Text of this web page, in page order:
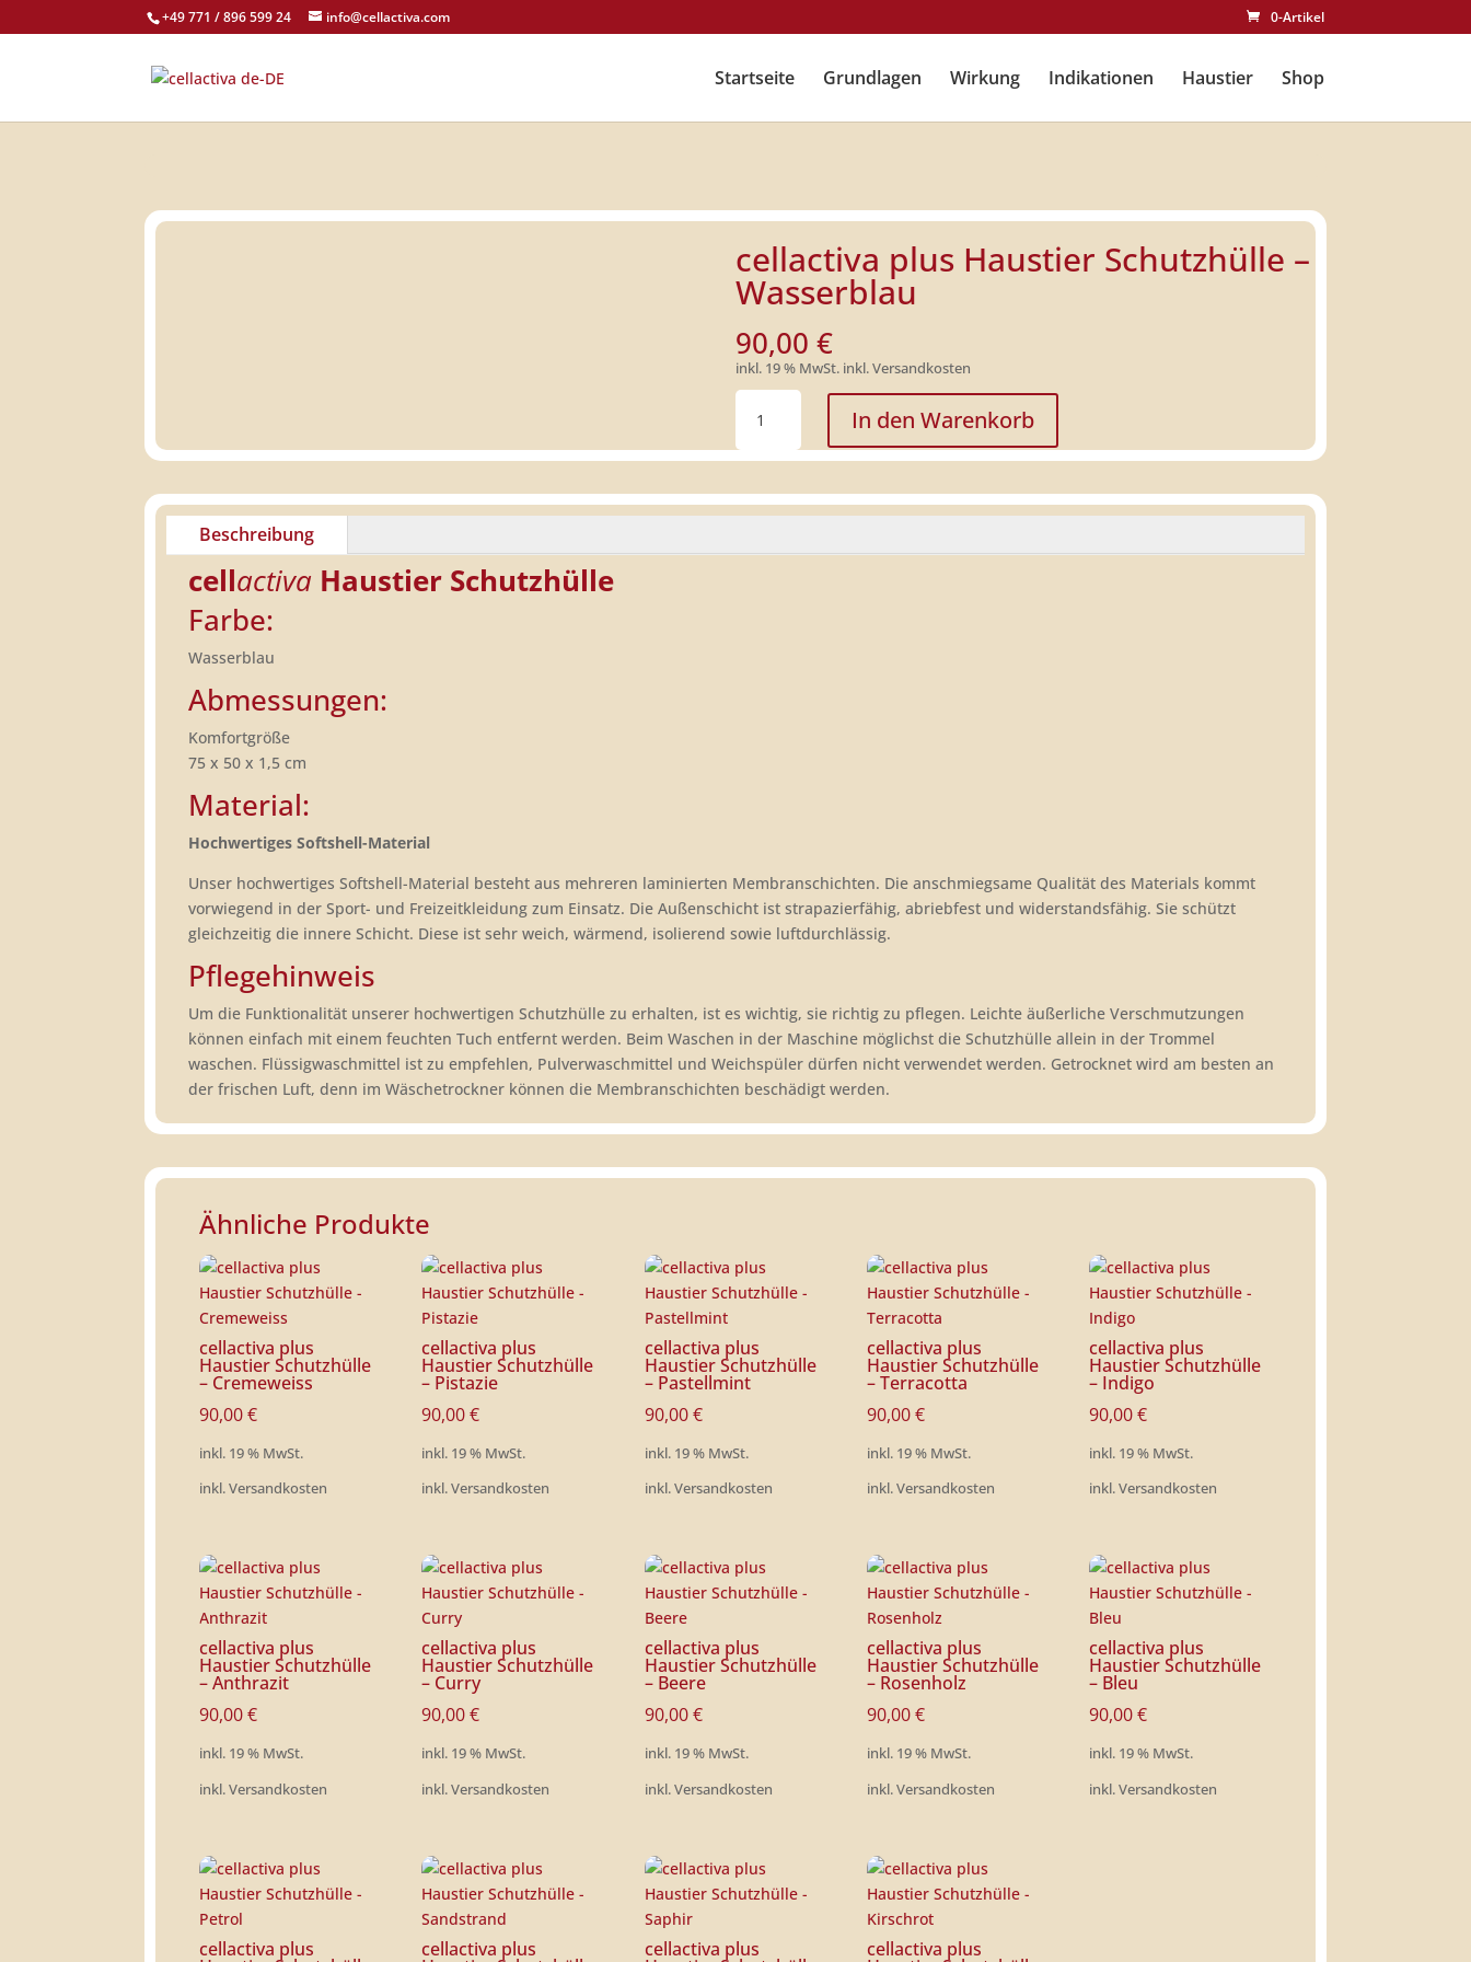
+49 771 / 896 599 24 info@cellactiva.com 0-Artikel
Startseite Grundlagen Wirkung Indikationen Haustier Shop
cellactiva plus Haustier Schutzhülle –
Wasserblau
90,00 €
inkl. 19 % MwSt. inkl. Versandkosten
cellactiva
plus
Haustier
-
Menge
In den Warenkorb
Beschreibung
cellactiva Haustier Schutzhülle
Farbe:
Wasserblau
Abmessungen:
Komfortgröße
75 x 50 x 1,5 cm
Material:
Hochwertiges Softshell-Material
Unser hochwertiges Softshell-Material besteht aus mehreren laminierten Membranschichten. Die anschmiegsame Qualität des Materials kommt
vorwiegend in der Sport- und Freizeitkleidung zum Einsatz. Die Außenschicht ist strapazierfähig, abriebfest und widerstandsfähig. Sie schützt
gleichzeitig die innere Schicht. Diese ist sehr weich, wärmend, isolierend sowie luftdurchlässig.
Pflegehinweis
Um die Funktionalität unserer hochwertigen Schutzhülle zu erhalten, ist es wichtig, sie richtig zu pflegen. Leichte äußerliche Verschmutzungen
können einfach mit einem feuchten Tuch entfernt werden. Beim Waschen in der Maschine möglichst die Schutzhülle allein in der Trommel
waschen. Flüssigwaschmittel ist zu empfehlen, Pulverwaschmittel und Weichspüler dürfen nicht verwendet werden. Getrocknet wird am besten an
der frischen Luft, denn im Wäschetrockner können die Membranschichten beschädigt werden.
Ähnliche Produkte
cellactiva plus
Haustier Schutzhülle
– Cremeweiss
90,00€
inkl. 19 % MwSt.
inkl. Versandkosten
cellactiva plus
Haustier Schutzhülle
– Pistazie
90,00€
inkl. 19 % MwSt.
inkl. Versandkosten
cellactiva plus
Haustier Schutzhülle
– Pastellmint
90,00€
inkl. 19 % MwSt.
inkl. Versandkosten
cellactiva plus
Haustier Schutzhülle
– Terracotta
90,00€
inkl. 19 % MwSt.
inkl. Versandkosten
cellactiva plus
Haustier Schutzhülle
– Indigo
90,00€
inkl. 19 % MwSt.
inkl. Versandkosten
cellactiva plus
Haustier Schutzhülle
– Anthrazit
90,00€
inkl. 19 % MwSt.
inkl. Versandkosten
cellactiva plus
Haustier Schutzhülle
– Curry
90,00€
inkl. 19 % MwSt.
inkl. Versandkosten
cellactiva plus
Haustier Schutzhülle
– Beere
90,00€
inkl. 19 % MwSt.
inkl. Versandkosten
cellactiva plus
Haustier Schutzhülle
– Rosenholz
90,00€
inkl. 19 % MwSt.
inkl. Versandkosten
cellactiva plus
Haustier Schutzhülle
– Bleu
90,00€
inkl. 19 % MwSt.
inkl. Versandkosten
cellactiva plus cellactiva plus cellactiva plus cellactiva plus